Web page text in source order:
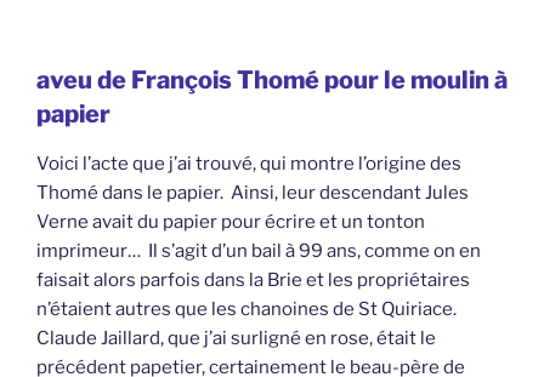
aveu de François Thomé pour le moulin à
papier
Voici l’acte que j’ai trouvé, qui montre l’origine des
Thomé dans le papier. Ainsi, leur descendant Jules
Verne avait du papier pour écrire et un tonton
imprimeur… Il s’agit d’un bail à 99 ans, comme on en
faisait alors parfois dans la Brie et les propriétaires
n’étaient autres que les chanoines de St Quiriace.
Claude Jaillard, que j’ai surligné en rose, était le
précédent papetier, certainement le beau-père de